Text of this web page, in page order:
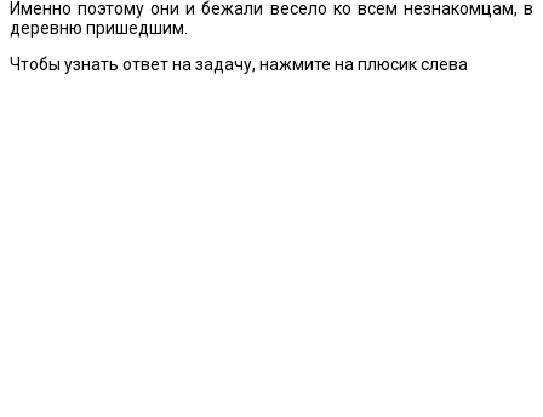
Именно поэтому они и бежали весело ко всем незнакомцам, в
деревню пришедшим.
Чтобы узнать ответ на задачу, нажмите на плюсик слева